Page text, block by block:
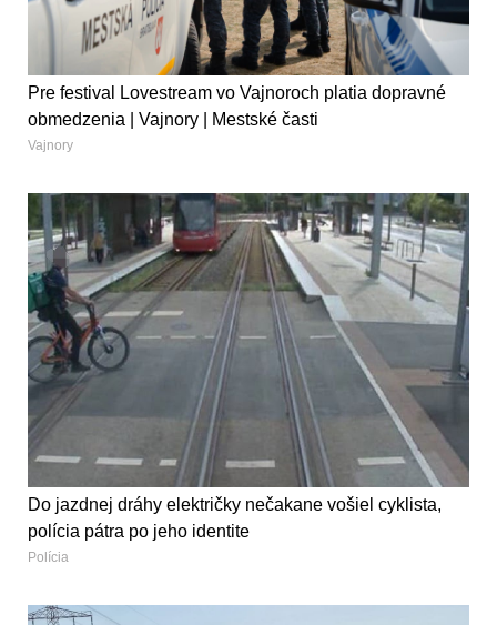
Pre festival Lovestream vo Vajnoroch platia dopravné
obmedzenia | Vajnory | Mestské časti
Vajnory
Do jazdnej dráhy električky nečakane vošiel cyklista,
polícia pátra po jeho identite
Polícia